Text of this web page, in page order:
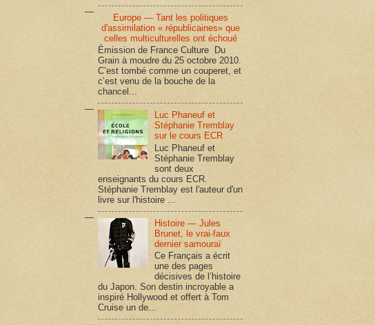
Europe — Tant les politiques
d'assimilation « républicaines» que
celles multiculturelles ont échoué
Émission de France Culture Du
Grain à moudre du 25 octobre 2010.
C’est tombé comme un couperet, et
c’est venu de la bouche de la
chancel...
Luc Phaneuf et
Stéphanie Tremblay
sur le cours ECR
Luc Phaneuf et
Stéphanie Tremblay
sont deux
enseignants du cours ECR.
Stéphanie Tremblay est l'auteur d'un
livre sur l'histoire ...
Histoire — Jules
Brunet, le vrai-faux
dernier samouraï
Ce Français a écrit
une des pages
décisives de l’histoire
du Japon. Son destin incroyable a
inspiré Hollywood et offert à Tom
Cruise un de...